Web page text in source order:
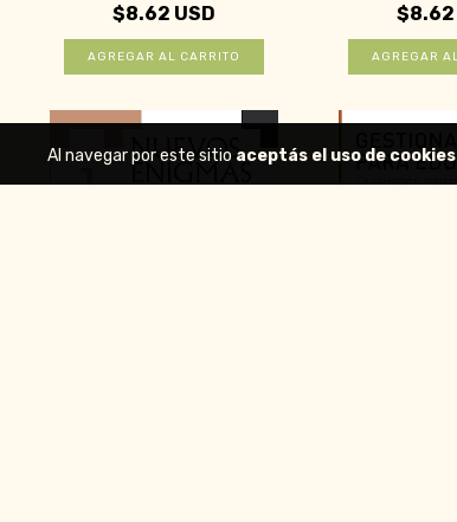
Al navegar por este sitio aceptás el uso de cookies
$8.62 USD $8.62